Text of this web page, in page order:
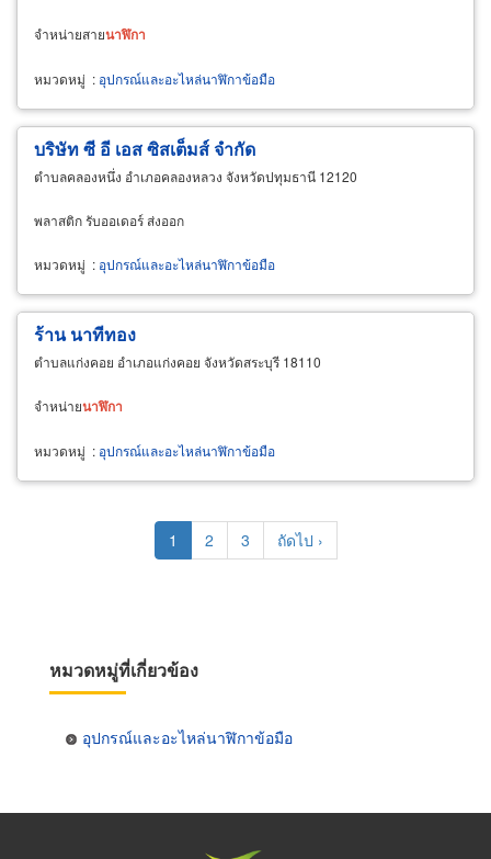
จำหน่ายสายนาฬิกา
หมวดหมู่ : อุปกรณ์และอะไหล่นาฬิกาข้อมือ
บริษัท ซี อี เอส ซิสเต็มส์ จำกัด
ตำบลคลองหนึ่ง อำเภอคลองหลวง จังหวัดปทุมธานี 12120
พลาสติก รับออเดอร์ ส่งออก
หมวดหมู่ : อุปกรณ์และอะไหล่นาฬิกาข้อมือ
ร้าน นาทีทอง
ตำบลแก่งคอย อำเภอแก่งคอย จังหวัดสระบุรี 18110
จำหน่ายนาฬิกา
หมวดหมู่ : อุปกรณ์และอะไหล่นาฬิกาข้อมือ
Current
page
1 Page
2 Page
3
Next
page
ถัดไป ›
หมวดหมู่ที่เกี่ยวข้อง
อุปกรณ์และอะไหล่นาฬิกาข้อมือ